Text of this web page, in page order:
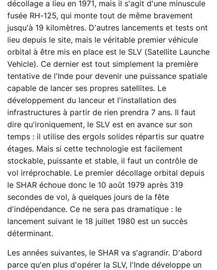
décollage a lieu en 1971, mais il s'agit d'une minuscule
fusée RH-125, qui monte tout de même bravement
jusqu'à 19 kilomètres. D'autres lancements et tests ont
lieu depuis le site, mais le véritable premier véhicule
orbital à être mis en place est le SLV (Satellite Launche
Vehicle). Ce dernier est tout simplement la première
tentative de l'Inde pour devenir une puissance spatiale
capable de lancer ses propres satellites. Le
développement du lanceur et l'installation des
infrastructures à partir de rien prendra 7 ans. Il faut
dire qu'ironiquement, le SLV est en avance sur son
temps : il utilise des ergols solides répartis sur quatre
étages. Mais si cette technologie est facilement
stockable, puissante et stable, il faut un contrôle de
vol irréprochable. Le premier décollage orbital depuis
le SHAR échoue donc le 10 août 1979 après 319
secondes de vol, à quelques jours de la fête
d'indépendance. Ce ne sera pas dramatique : le
lancement suivant le 18 juillet 1980 est un succès
déterminant.
Les années suivantes, le SHAR va s'agrandir. D'abord
parce qu'en plus d'opérer la SLV, l'Inde développe un